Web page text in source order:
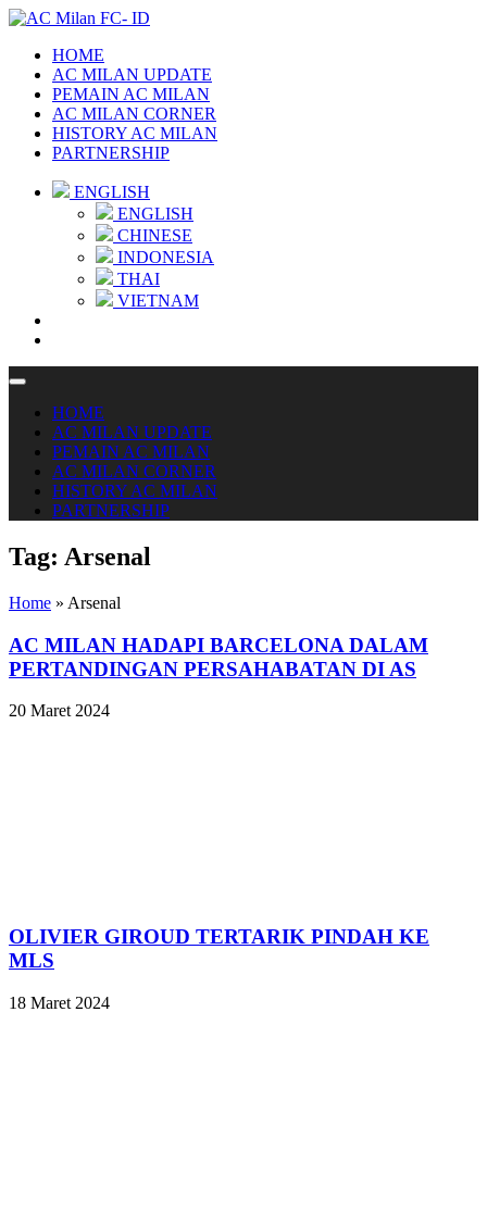
HOME
AC MILAN UPDATE
PEMAIN AC MILAN
AC MILAN CORNER
HISTORY AC MILAN
PARTNERSHIP
ENGLISH
ENGLISH
CHINESE
INDONESIA
THAI
VIETNAM
HOME
AC MILAN UPDATE
PEMAIN AC MILAN
AC MILAN CORNER
HISTORY AC MILAN
PARTNERSHIP
Tag: Arsenal
Home » Arsenal
AC MILAN HADAPI BARCELONA DALAM
PERTANDINGAN PERSAHABATAN DI AS
20 Maret 2024
OLIVIER GIROUD TERTARIK PINDAH KE
MLS
18 Maret 2024